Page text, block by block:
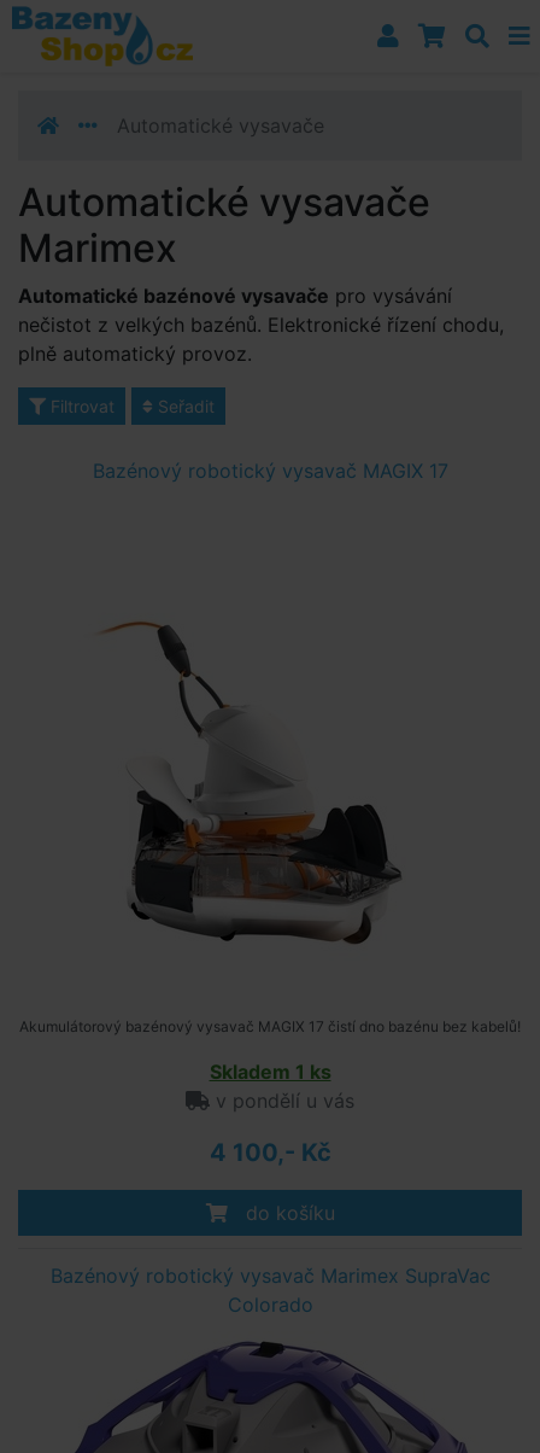
Přejít k navigaci
Přejít na obsah
Přejít k postrannímu sloupci
Automatické vysavače
Automatické vysavače
Marimex
Automatické bazénové vysavače pro vysávání
nečistot z velkých bazénů. Elektronické řízení chodu,
plně automatický provoz.
Filtrovat Seřadit
Bazénový robotický vysavač MAGIX 17
Akumulátorový bazénový vysavač MAGIX 17 čistí dno bazénu bez kabelů!
Skladem 1 ks
v pondělí u vás
4 100,- Kč
do košíku
Bazénový robotický vysavač Marimex SupraVac
Colorado